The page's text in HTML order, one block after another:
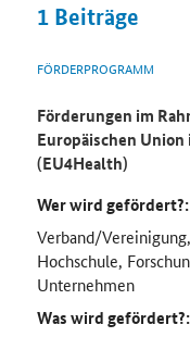
1 Beiträge
FÖRDERPROGRAMM
Förderungen im
Europäischen
(EU4Health)
Wer wird gefördert?:
Verband/
Hochschule,
Unternehmen
Was wird gefördert?: